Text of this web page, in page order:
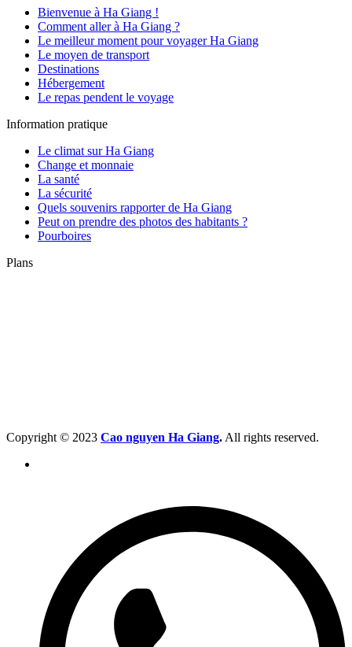
Bienvenue à Ha Giang !
Comment aller à Ha Giang ?
Le meilleur moment pour voyager Ha Giang
Le moyen de transport
Destinations
Hébergement
Le repas pendent le voyage
Information pratique
Le climat sur Ha Giang
Change et monnaie
La santé
La sécurité
Quels souvenirs rapporter de Ha Giang
Peut on prendre des photos des habitants ?
Pourboires
Plans
Copyright © 2023 Cao nguyen Ha Giang.All rights reserved.